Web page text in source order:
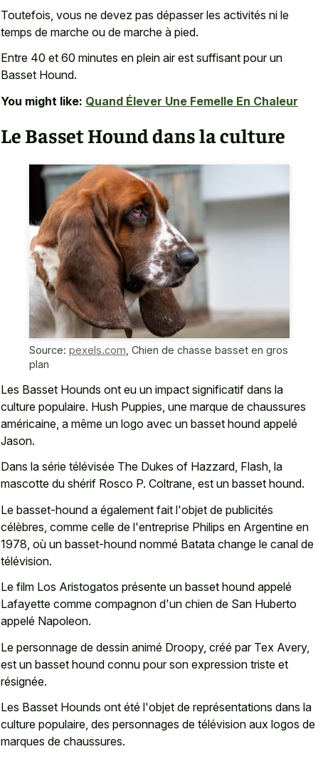
Toutefois, vous ne devez pas dépasser les activités ni le
temps de marche ou de marche à pied.
Entre 40 et 60 minutes en plein air est suffisant pour un
Basset Hound.
You might like: Quand Élever Une Femelle En Chaleur
Le Basset Hound dans la culture
Source: pexels.com, Chien de chasse basset en gros
plan
Les Basset Hounds ont eu un impact significatif dans la
culture populaire. Hush Puppies, une marque de chaussures
américaine, a même un logo avec un basset hound appelé
Jason.
Dans la série télévisée The Dukes of Hazzard, Flash, la
mascotte du shérif Rosco P. Coltrane, est un basset hound.
Le basset-hound a également fait l'objet de publicités
célèbres, comme celle de l'entreprise Philips en Argentine en
1978, où un basset-hound nommé Batata change le canal de
télévision.
Le film Los Aristogatos présente un basset hound appelé
Lafayette comme compagnon d'un chien de San Huberto
appelé Napoleon.
Le personnage de dessin animé Droopy, créé par Tex Avery,
est un basset hound connu pour son expression triste et
résignée.
Les Basset Hounds ont été l'objet de représentations dans la
culture populaire, des personnages de télévision aux logos de
marques de chaussures.